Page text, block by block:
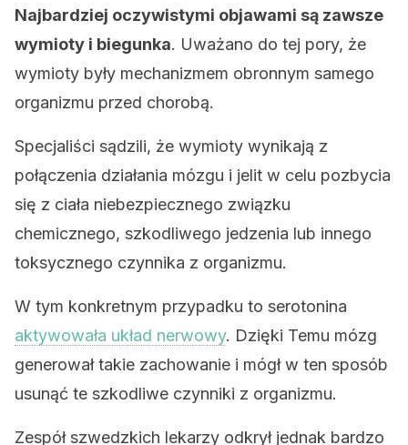
Najbardziej oczywistymi objawami są zawsze
wymioty i biegunka. Uważano do tej pory, że
wymioty były mechanizmem obronnym samego
organizmu przed chorobą.
Specjaliści sądzili, że wymioty wynikają z
połączenia działania mózgu i jelit w celu pozbycia
się z ciała niebezpiecznego związku
chemicznego, szkodliwego jedzenia lub innego
toksycznego czynnika z organizmu.
W tym konkretnym przypadku to serotonina
aktywowała układ nerwowy. Dzięki Temu mózg
generował takie zachowanie i mógł w ten sposób
usunąć te szkodliwe czynniki z organizmu.
Zespół szwedzkich lekarzy odkrył jednak bardzo